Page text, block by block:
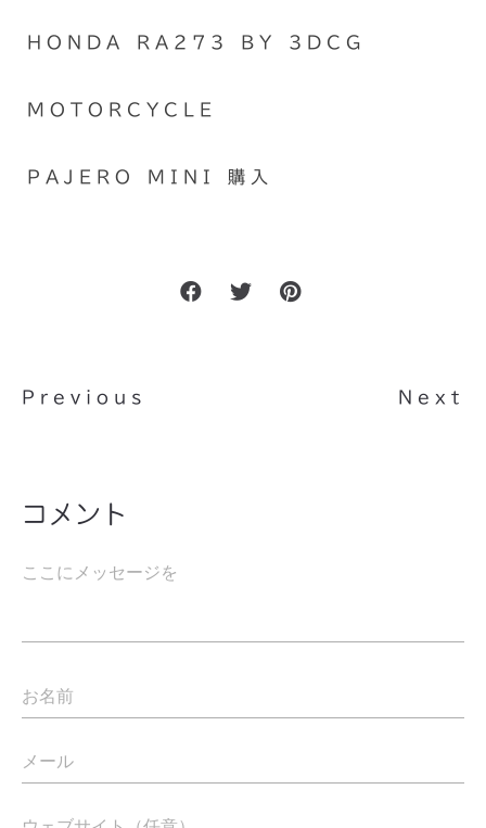
HONDA RA273 BY 3DCG
MOTORCYCLE
PAJERO MINI 購入
Previous Next
コメント